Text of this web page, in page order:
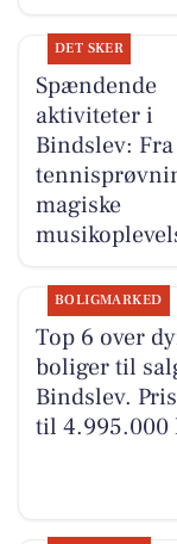
DET SKER
Spændende
aktiviteter i
Bindslev: Fra
magiske
BOLIGMARKED
Top 6 over
boliger til
Bindslev.
til 4.995.000